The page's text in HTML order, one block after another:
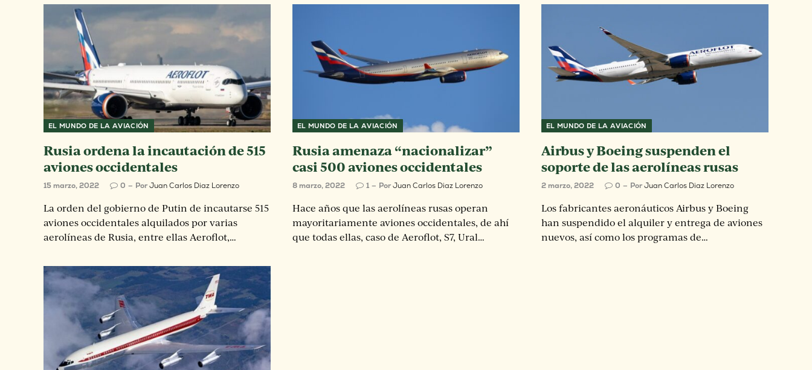
EL MUNDO DE LA AVIACIÓN
Rusia ordena la incautación de 515
aviones occidentales
15 marzo, 2022 0 PorJuan Carlos Diaz Lorenzo
La orden del gobierno de Putin de incautarse 515
aviones occidentales alquilados por varias
aerolíneas de Rusia, entre ellas Aeroflot,…
EL MUNDO DE LA AVIACIÓN
Rusia amenaza “nacionalizar”
casi 500 aviones occidentales
8 marzo, 2022 1 PorJuan Carlos Diaz Lorenzo
Hace años que las aerolíneas rusas operan
mayoritariamente aviones occidentales, de ahí
que todas ellas, caso de Aeroflot, S7, Ural…
EL MUNDO DE LA AVIACIÓN
Airbus y Boeing suspenden el
soporte de las aerolíneas rusas
2 marzo, 2022 0 PorJuan Carlos Diaz Lorenzo
Los fabricantes aeronáuticos Airbus y Boeing
han suspendido el alquiler y entrega de aviones
nuevos, así como los programas de…